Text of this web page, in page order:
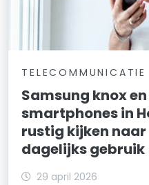
TELECOMMUNICATIE
Samsung knox
smartphones in
rustig kijken
dagelijks gebruik
29 april 2026